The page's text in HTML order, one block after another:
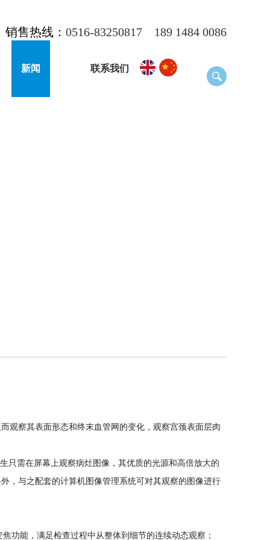
销售热线： 0516-83250817 189 1484 0086
新闻 联系我们
观察其表面形态和终末血管网的变化，观察宫颈表面层肉
只需在屏幕上观察病灶图像，其优质的光源和高倍放大的
，与之配套的计算机图像管理系统可对其观察的图像进行
功能，满足检查过程中从整体到细节的连续动态观察；